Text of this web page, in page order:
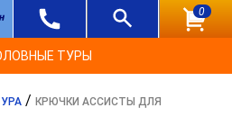
0
ТУРЫ
/ КРЮЧКИ АССИСТЫ ДЛЯ